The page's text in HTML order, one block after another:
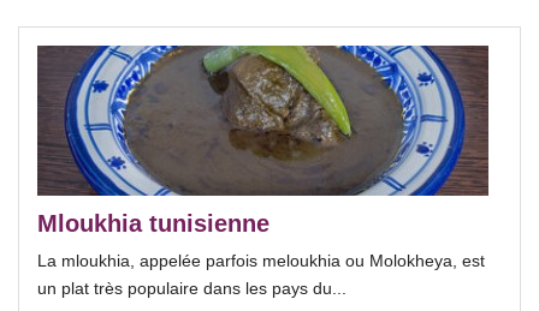
Mloukhia tunisienne
La mloukhia, appelée parfois meloukhia ou Molokheya, est
un plat très populaire dans les pays du...